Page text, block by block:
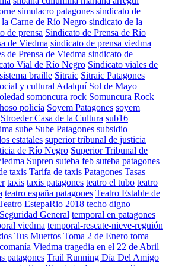
simulacro patagones sindicato de
Carne de Río Negro sindicato de la
de prensa Sindicato de Prensa de Río
de Viedma sindicato de prensa viedma
de Prensa de Viedma sindicato de
Vial de Río Negro Sindicato viales de
sistema braille Sitraic Sitraic Patagones
y cultural Adalquí Sol de Mayo
somoncura rock Somuncura Rock
policía Soyem Patagones soyem
Stroeder Casa de la Cultura sub16
sube Sube Patagones subsidio
estatales superior tribunal de justicia
de Río Negro Superior Tribunal de
Supren suteba feb suteba patagones
taxis Tarifa de taxis Patagones Tasas
taxis taxis patagones teatro el tubo teatro
teatro españa patagones Teatro Estable de
EstepaRio 2018 techo digno
General temporal en patagones
viedma temporal-rescate-nieve-reguión
Tus Muertos Toma 2 de Enero toma
Viedma tragedia en el 22 de Abril
patagones Trail Running Día Del Amigo